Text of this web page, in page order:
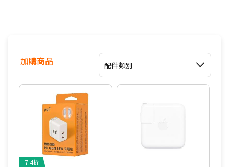
加購商品 配件類別
7.4折